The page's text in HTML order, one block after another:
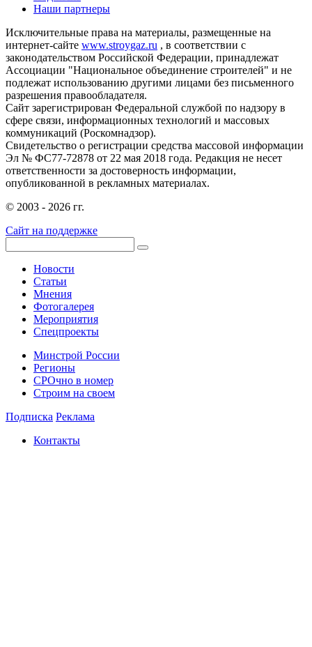
Наши партнеры
Исключительные права на материалы, размещенные на
интернет-сайте www.stroygaz.ru , в соответствии с
законодательством Российской Федерации, принадлежат
Ассоциации "Национальное объединение строителей" и не
подлежат использованию другими лицами без письменного
разрешения правообладателя.
Сайт зарегистрирован Федеральной службой по надзору в
сфере связи, информационных технологий и массовых
коммуникаций (Роскомнадзор).
Свидетельство о регистрации средства массовой информации
Эл № ФС77-72878 от 22 мая 2018 года. Редакция не несет
ответственности за достоверность информации,
опубликованной в рекламных материалах.
© 2003 - 2026 гг.
Сайт на поддержке
Новости
Статьи
Мнения
Фотогалерея
Мероприятия
Спецпроекты
Минстрой России
Регионы
СРОчно в номер
Строим на своем
Подписка Реклама
Контакты